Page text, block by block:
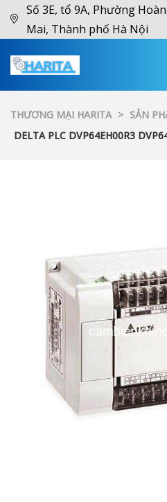
Số 3E, tổ 9A, Phường
Mai, Thành phố Hà Nội
THƯƠNG MẠI HARITA > SẢN
DELTA PLC DVP64EH00R3